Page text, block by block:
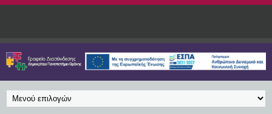
Παράκαμψη προς το κυρίως περιεχόμενο